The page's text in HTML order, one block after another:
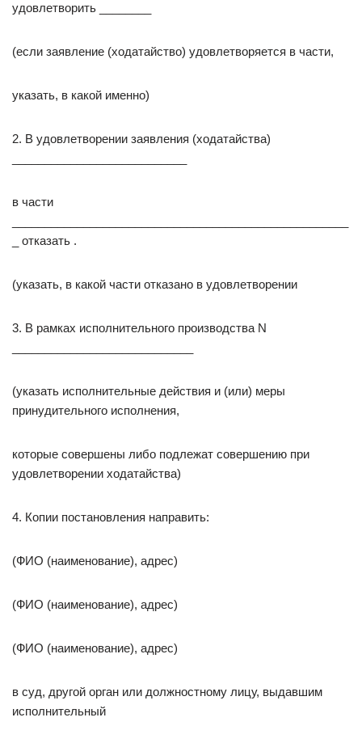
удовлетворить ________
(если заявление (ходатайство) удовлетворяется в части,
указать, в какой именно)
2. В удовлетворении заявления (ходатайства)
в части
_ отказать .
(указать, в какой части отказано в удовлетворении
3. В рамках исполнительного производства N
(указать исполнительные действия и (или) меры
принудительного исполнения,
которые совершены либо подлежат совершению при
удовлетворении ходатайства)
4. Копии постановления направить:
(ФИО (наименование), адрес)
(ФИО (наименование), адрес)
(ФИО (наименование), адрес)
в суд, другой орган или должностному лицу, выдавшим
исполнительный